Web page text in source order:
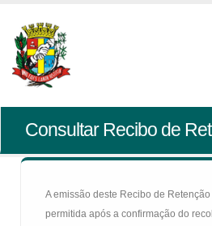
Consultar Recibo de
A emissão deste Recibo de
permitida após a confirmação do